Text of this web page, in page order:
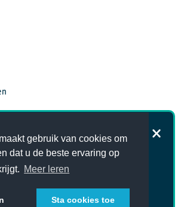
gebruik van cookies om
dat u de beste ervaring op
Meer leren
Sta cookies toe
bent u over de
het Klimaatbureau?